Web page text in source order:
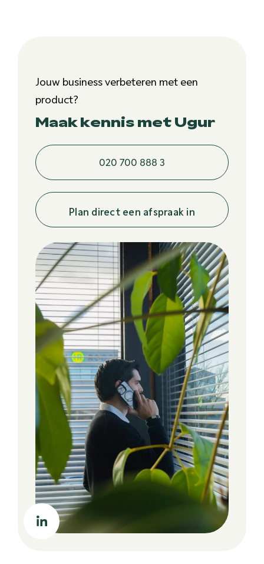
Jouw business verbeteren met een
product?
Maak kennis met Ugur
020 700 888 3
Plan direct een afspraak in